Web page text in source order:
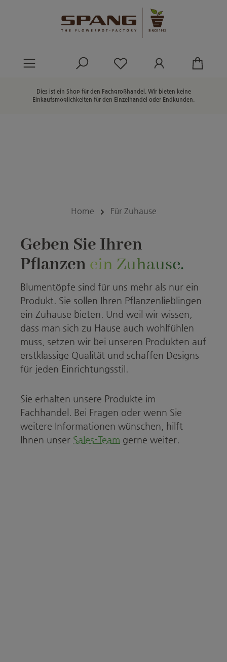
Du hast 0 Produkte
Dies ist ein Shop für den Fachgroßhandel. Wir bieten keine
Einkaufsmöglichkeiten für den Einzelhandel oder Endkunden.
Home Für Zuhause
Geben Sie Ihren
Pflanzen ein Zuhause.
Blumentöpfe sind für uns mehr als nur ein
Produkt. Sie sollen Ihren Pflanzenlieblingen
ein Zuhause bieten. Und weil wir wissen,
dass man sich zu Hause auch wohlfühlen
muss, setzen wir bei unseren Produkten auf
erstklassige Qualität und schaffen Designs
für jeden Einrichtungsstil.
Sie erhalten unsere Produkte im
Fachhandel. Bei Fragen oder wenn Sie
weitere Informationen wünschen, hilft
Ihnen unser Sales-Team gerne weiter.